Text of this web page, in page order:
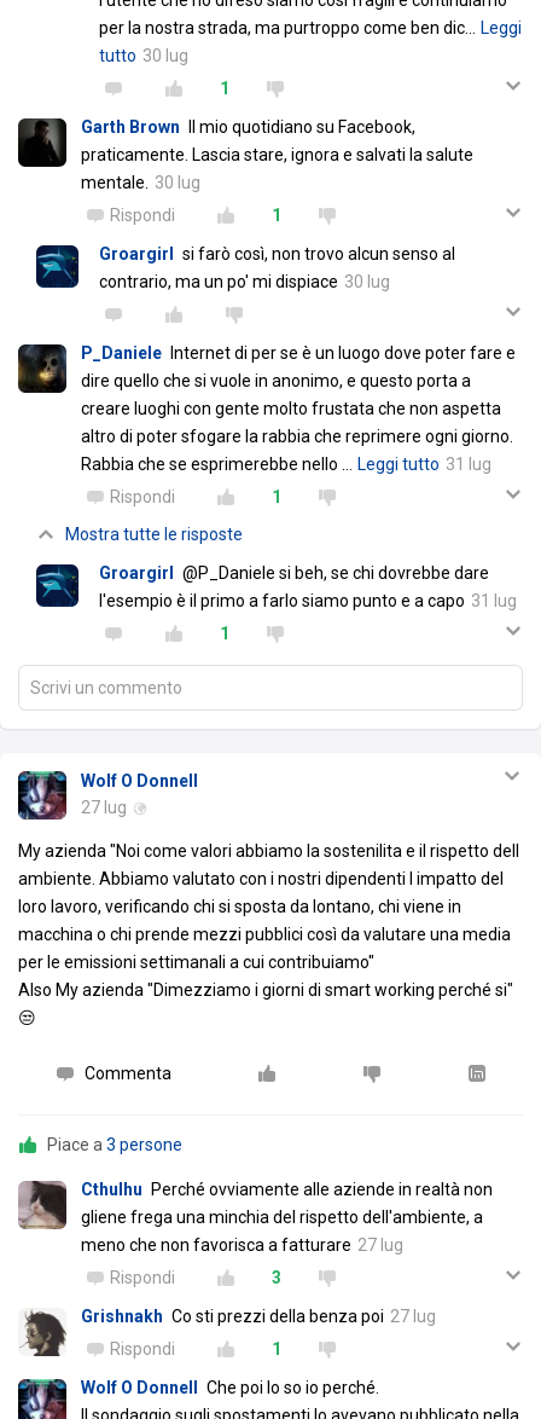
per la nostra strada, ma purtroppo come ben dic
Leggi
tutto 30 lug
1
Garth Brown
Il mio quotidiano su Facebook,
praticamente. Lascia stare, ignora e salvati la salute
mentale.
30 lug
Rispondi
1
Groargirl
si farò così, non trovo alcun senso al
contrario, ma un po' mi dispiace 30 lug
P_Daniele
Internet di per se è un luogo dove poter fare e
dire quello che si vuole in anonimo, e questo porta a
creare luoghi con gente molto frustata che non aspetta
altro di poter sfogare la rabbia che reprimere ogni giorno.
Rabbia che se esprimerebbe nello
Leggi tutto 31 lug
Rispondi
1
Mostra tutte le risposte
Groargirl
@P_Daniele si beh, se chi dovrebbe dare
l'esempio è il primo a farlo siamo punto e a capo 31 lug
1
Scrivi un commento
Wolf O Donnell
27 lug
My azienda "Noi come valori abbiamo la sostenilita e il rispetto dell
ambiente. Abbiamo valutato con i nostri dipendenti l impatto del
loro lavoro, verificando chi si sposta da lontano, chi viene in
macchina o chi prende mezzi pubblici così da valutare una media
per le emissioni settimanali a cui contribuiamo"
Also My azienda "Dimezziamo i giorni di smart working perché si"
😒
Commenta
Piace a 3 persone
Cthulhu
Perché ovviamente alle aziende in realtà non
gliene frega una minchia del rispetto dell'ambiente, a
meno che non favorisca a fatturare 27 lug
Rispondi
3
Grishnakh Co sti prezzi della benza poi 27 lug
Rispondi
1
Wolf O Donnell
Che poi lo so io perché.